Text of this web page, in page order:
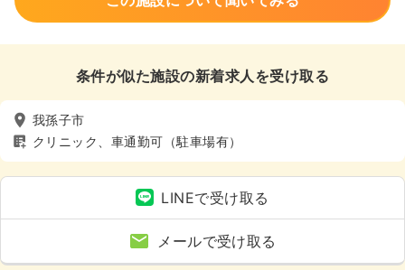
条件が似た施設の新着求人を受け取る
我孫子市
クリニック、車通勤可（駐車場有）
LINEで受け取る
メールで受け取る